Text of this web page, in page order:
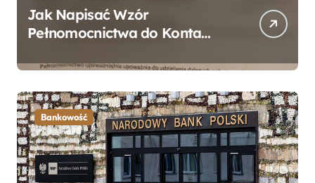
Jak Napisać Wzór
Pełnomocnictwa do Konta
Przewodnik
Bankowość